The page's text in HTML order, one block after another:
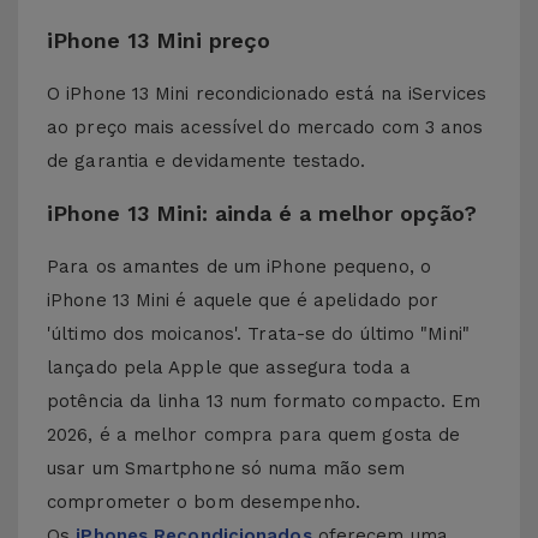
iPhone 13 Mini preço
O iPhone 13 Mini recondicionado está na iServices
ao preço mais acessível do mercado com 3 anos
de garantia e devidamente testado.
iPhone 13 Mini: ainda é a melhor opção?
Para os amantes de um iPhone pequeno, o
iPhone 13 Mini é aquele que é apelidado por
'último dos moicanos'. Trata-se do último "Mini"
lançado pela Apple que assegura toda a
potência da linha 13 num formato compacto. Em
2026, é a melhor compra para quem gosta de
usar um Smartphone só numa mão sem
comprometer o bom desempenho.